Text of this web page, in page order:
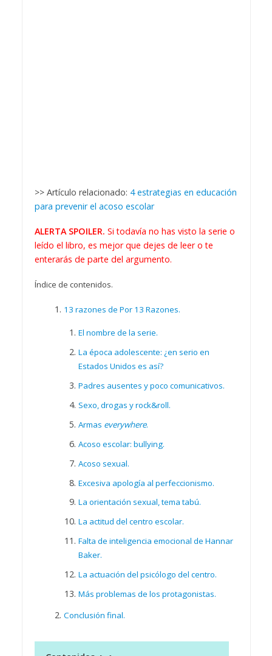
>> Artículo relacionado: 4 estrategias en educación
para prevenir el acoso escolar
ALERTA SPOILER. Si todavía no has visto la serie o
leído el libro, es mejor que dejes de leer o te
enterarás de parte del argumento.
Índice de contenidos.
13 razones de Por 13 Razones.
El nombre de la serie.
La época adolescente: ¿en serio en
Estados Unidos es así?
Padres ausentes y poco comunicativos.
Sexo, drogas y rock&roll.
Armas everywhere.
Acoso escolar: bullying.
Acoso sexual.
Excesiva apología al perfeccionismo.
La orientación sexual, tema tabú.
La actitud del centro escolar.
Falta de inteligencia emocional de Hannar
Baker.
La actuación del psicólogo del centro.
Más problemas de los protagonistas.
Conclusión final.